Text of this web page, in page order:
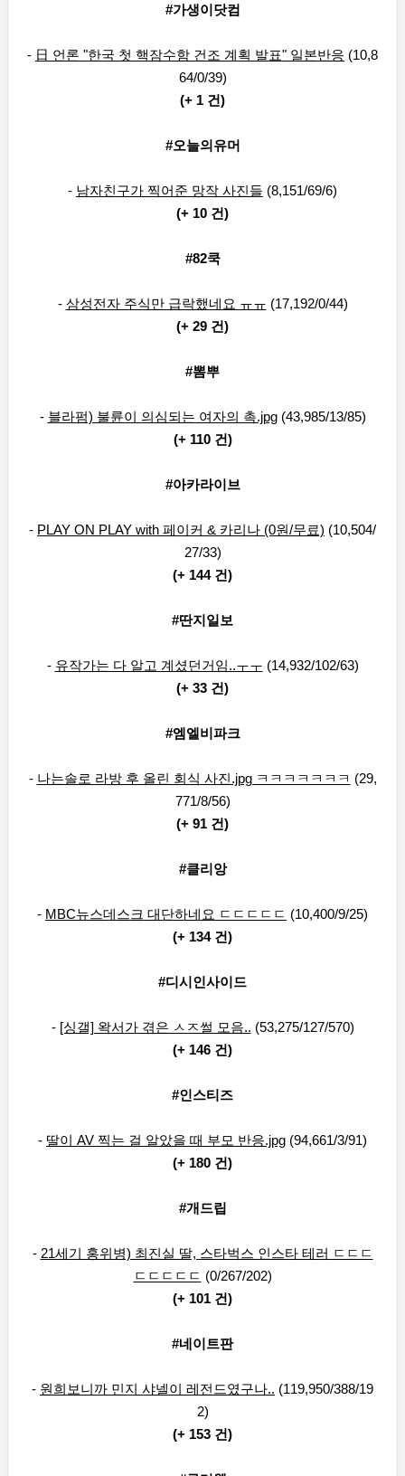
#가생이닷컴
- 日 언론 "한국 첫 핵잠수함 건조 계획 발표" 일본반응 (10,8
64/0/39)
(+ 1 건)
#오늘의유머
- 남자친구가 찍어준 망작 사진들 (8,151/69/6)
(+ 10 건)
#82쿡
- 삼성전자 주식만 급락했네요 ㅠㅠ (17,192/0/44)
(+ 29 건)
#뽐뿌
- 블라펌) 불륜이 의심되는 여자의 촉.jpg(43,985/13/85)
(+ 110 건)
#아카라이브
- PLAY ON PLAY with 페이커 & 카리나 (0원/무료) (10,504/
27/33)
(+ 144 건)
#딴지일보
- 유작가는 다 알고 계셨던거임..ㅜㅜ (14,932/102/63)
(+ 33 건)
#엠엘비파크
- 나는솔로 라방 후 올린 회식 사진.jpg ㅋㅋㅋㅋㅋㅋㅋ (29,
771/8/56)
(+ 91 건)
#클리앙
- MBC뉴스데스크 대단하네요 ㄷㄷㄷㄷㄷ (10,400/9/25)
(+ 134 건)
#디시인사이드
- [싱갤] 왁서가 겪은 ㅅㅈ썰 모음.. (53,275/127/570)
(+ 146 건)
#인스티즈
- 딸이 AV 찍는 걸 알았을 때 부모 반응.jpg (94,661/3/91)
(+ 180 건)
#개드립
- 21세기 홍위병) 최진실 딸, 스타벅스 인스타 테러 ㄷㄷㄷ
ㄷㄷㄷㄷㄷ (0/267/202)
(+ 101 건)
#네이트판
- 원희보니까 민지 샤넬이 레전드였구나.. (119,950/388/19
2)
(+ 153 건)